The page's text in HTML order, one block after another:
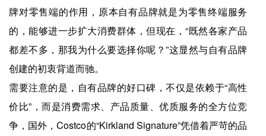
牌对零售端的作用，原本自有品牌就是为零售终端服务
的，能够进一步扩大消费群体，但现在，“既然各家产品
都差不多，那我为什么要选择你呢？”这显然与自有品牌
创建的初衷背道而驰。
需要注意的是，自有品牌的好口碑，不仅是依赖于“高性
价比”，而是消费需求、产品质量、优质服务的全方位竞
争，国外，Costco的“Kirkland Signature”凭借着严苛的品